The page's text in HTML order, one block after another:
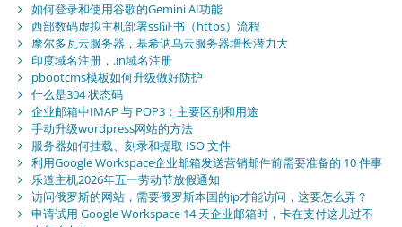
如何登录和使用谷歌的Gemini AI功能
西部数码虚拟主机部署ssl证书（https）流程
摩尔多瓦云服务器，基希讷乌云服务器增长潜力大
印度域名注册，.in域名注册
pbootcms模板如何升级做好防护
什么是304 状态码
企业邮箱中IMAP 与 POP3：主要区别和用途
手动升级wordpress网站的方法
服务器如何挂载、刻录和提取 ISO 文件
利用Google Workspace企业邮箱发送营销邮件前需要准备的 10 件事
乐道主机2026年五一劳动节放假通知
访问俄罗斯的网站，需要俄罗斯本国的ip才能访问，这要怎么弄？
申请试用 Google Workspace 14 天企业邮箱时，卡在支付这儿过不